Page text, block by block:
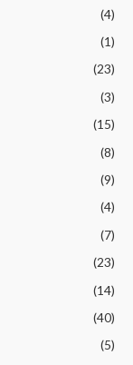
(4)
(1)
(23)
(3)
(15)
(8)
(9)
(4)
(7)
(23)
(14)
(40)
(5)